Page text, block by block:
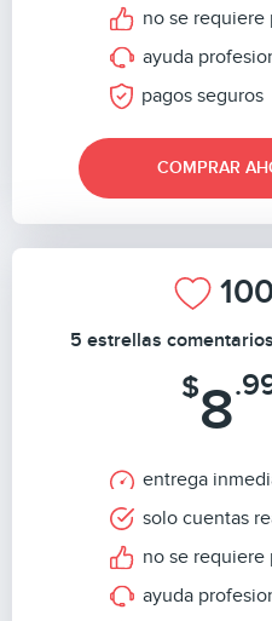
no se requiere
ayuda
pagos seguros
COMPRAR
5 estrellas
$8
entrega
solo cuentas
no se requiere
ayuda